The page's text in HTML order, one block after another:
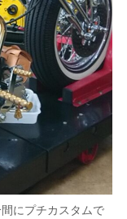
にプチカスタムで